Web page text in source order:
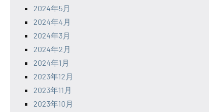
2024年5月
2024年4月
2024年3月
2024年2月
2024年1月
2023年12月
2023年11月
2023年10月